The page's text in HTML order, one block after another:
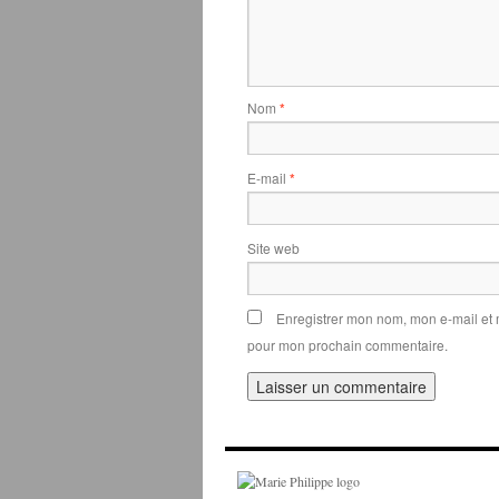
Nom *
E-mail *
Site web
Enregistrer mon nom, mon e-mail
pour mon prochain commentaire.